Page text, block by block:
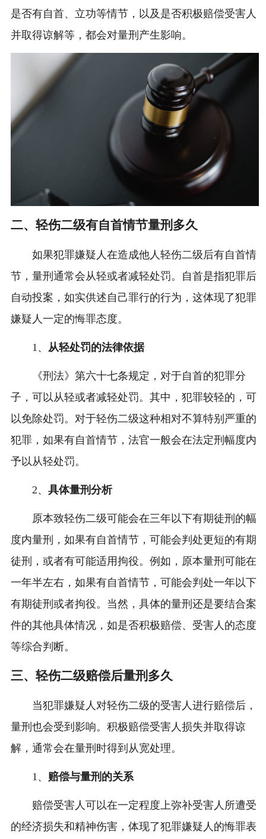
是否有自首、立功等情节，以及是否积极赔偿受害人
并取得谅解等，都会对量刑产生影响。
二、轻伤二级有自首情节量刑多久
如果犯罪嫌疑人在造成他人轻伤二级后有自首情
节，量刑通常会从轻或者减轻处罚。自首是指犯罪后
自动投案，如实供述自己罪行的行为，这体现了犯罪
嫌疑人一定的悔罪态度。
1、 从轻处罚的法律依据
《刑法》第六十七条规定，对于自首的犯罪分
子，可以从轻或者减轻处罚。其中，犯罪较轻的，可
以免除处罚。对于轻伤二级这种相对不算特别严重的
犯罪，如果有自首情节，法官一般会在法定刑幅度内
予以从轻处罚。
2、 具体量刑分析
原本致轻伤二级可能会在三年以下有期徒刑的幅
度内量刑，如果有自首情节，可能会判处更短的有期
徒刑，或者有可能适用拘役。例如，原本量刑可能在
一年半左右，如果有自首情节，可能会判处一年以下
有期徒刑或者拘役。当然，具体的量刑还是要结合案
件的其他具体情况，如是否积极赔偿、受害人的态度
等综合判断。
三、轻伤二级赔偿后量刑多久
当犯罪嫌疑人对轻伤二级的受害人进行赔偿后，
量刑也会受到影响。积极赔偿受害人损失并取得谅
解，通常会在量刑时得到从宽处理。
1、 赔偿与量刑的关系
赔偿受害人可以在一定程度上弥补受害人所遭受
的经济损失和精神伤害，体现了犯罪嫌疑人的悔罪表